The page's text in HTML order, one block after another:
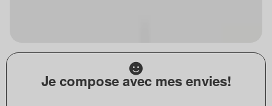
Je compose avec mes envies!